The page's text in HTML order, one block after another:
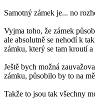
Samotný zámek je... no
Vyjma toho, že zámek
ale absolutně se nehodí k
zámku, který se tam kroutí
Ještě bych možná
zámku, působilo by to na
Takže to jsou tak všechny